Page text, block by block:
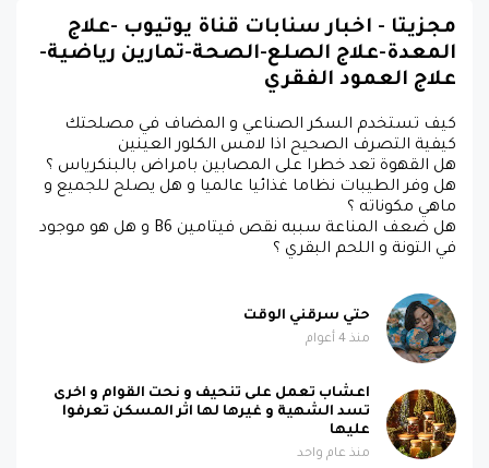
مجزيتا - اخبار سنابات قناة يوتيوب -علاج
المعدة-علاج الصلع-الصحة-تمارين رياضية-
علاج العمود الفقري
كيف تستخدم السكر الصناعي و المضاف في مصلحتك
كيفية التصرف الصحيح اذا لامس الكلور العينين
هل القهوة تعد خطرا على المصابين بامراض بالبنكرياس ؟
هل وفر الطيبات نظاما غذائيا عالميا و هل يصلح للجميع و
ماهي مكوناته ؟
هل ضعف المناعة سببه نقص فيتامين B6 و هل هو موجود
في التونة و اللحم البقري ؟
حتي سرقني الوقت
منذ 4 أعوام
اعشاب تعمل على تنحيف و نحت القوام و اخرى
تسد الشهية و غيرها لها اثر المسكن تعرفوا
عليها
منذ عام واحد